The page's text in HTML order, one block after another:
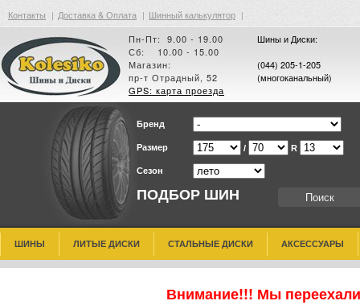
Контакты | Доставка & Оплата | Шинный калькулятор |
Пн-Пт: 9.00 - 19.00
Сб: 10.00 - 15.00
Магазин:
пр-т Отрадный, 52
GPS: карта проезда
Шины и Диски:
(044) 205-1-205
(многоканальный)
ПОДБОР ШИН
Бренд
Размер / R
Сезон
ШИНЫ ЛИТЫЕ ДИСКИ СТАЛЬНЫЕ ДИСКИ АКСЕССУАРЫ
Внимание!!! Мы